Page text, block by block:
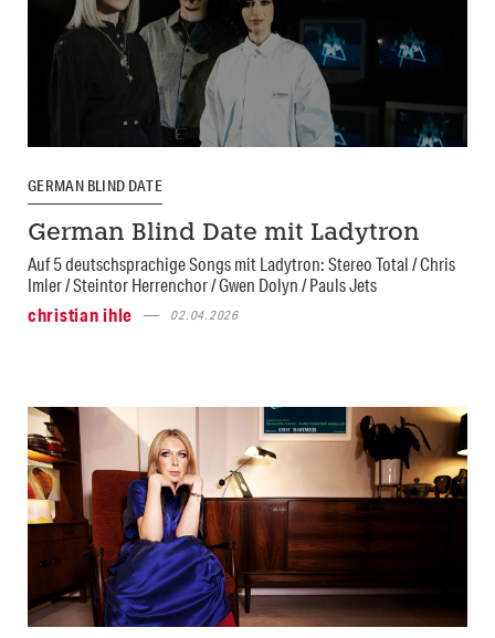
GERMAN BLIND DATE
German Blind Date mit Ladytron
Auf 5 deutschsprachige Songs mit Ladytron: Stereo Total / Chris
Imler / Steintor Herrenchor / Gwen Dolyn / Pauls Jets
christian ihle
02.04.2026